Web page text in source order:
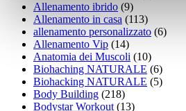
Allenamento ibrido (9)
Allenamento in casa (113)
allenamento personalizzato (6)
Allenamento Vip (14)
Anatomia dei Muscoli (10)
Biohaching NATURALE (6)
Biohacking NATURALE (5)
Body Building (218)
Bodystar Workout(13)